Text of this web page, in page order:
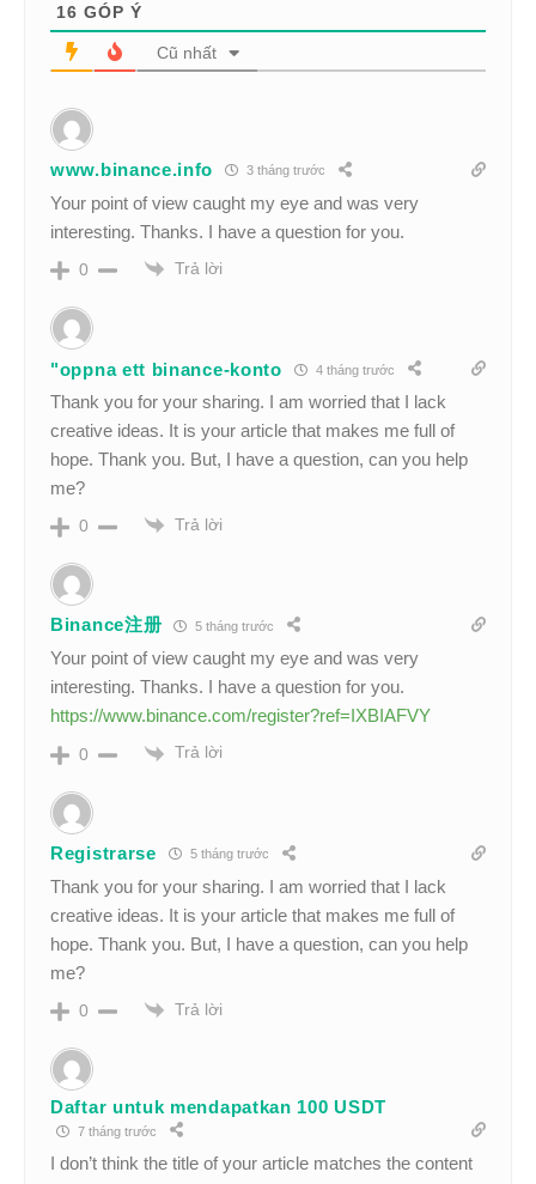
16 GÓP Ý
Cũ nhất
www.binance.info 3 tháng trước
Your point of view caught my eye and was very
interesting. Thanks. I have a question for you.
0 Trả lời
"oppna ett binance-konto 4 tháng trước
Thank you for your sharing. I am worried that I lack
creative ideas. It is your article that makes me full of
hope. Thank you. But, I have a question, can you help
me?
0 Trả lời
Binance注册 5 tháng trước
Your point of view caught my eye and was very
interesting. Thanks. I have a question for you.
https://www.binance.com/register?ref=IXBIAFVY
0 Trả lời
Registrarse 5 tháng trước
Thank you for your sharing. I am worried that I lack
creative ideas. It is your article that makes me full of
hope. Thank you. But, I have a question, can you help
me?
0 Trả lời
Daftar untuk mendapatkan 100 USDT
7 tháng trước
I don’t think the title of your article matches the content